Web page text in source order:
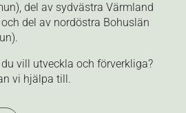
del av sydvästra Värmland
del av nordöstra Bohuslän
vill utveckla och förverkliga?
vi hjälpa till.